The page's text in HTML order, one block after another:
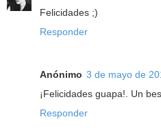
Felicidades ;)
Responder
Anónimo 3 de mayo de
¡Felicidades guapa!. Un
Responder